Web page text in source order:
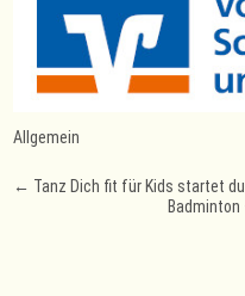
Allgemein
Post
← Tanz Dich fit für Kids startet